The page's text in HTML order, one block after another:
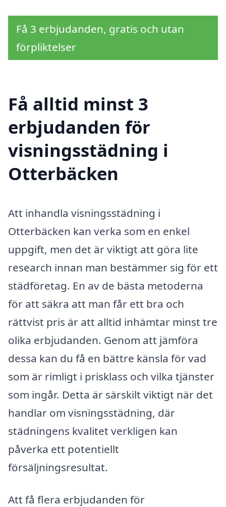
Få 3 erbjudanden, gratis och utan
förpliktelser
Få alltid minst 3
erbjudanden för
visningsstädning i
Otterbäcken
Att inhandla visningsstädning i
Otterbäcken kan verka som en enkel
uppgift, men det är viktigt att göra lite
research innan man bestämmer sig för ett
städföretag. En av de bästa metoderna
för att säkra att man får ett bra och
rättvist pris är att alltid inhämtar minst tre
olika erbjudanden. Genom att jämföra
dessa kan du få en bättre känsla för vad
som är rimligt i prisklass och vilka tjänster
som ingår. Detta är särskilt viktigt när det
handlar om visningsstädning, där
städningens kvalitet verkligen kan
påverka ett potentiellt
försäljningsresultat.
Att få flera erbjudanden för